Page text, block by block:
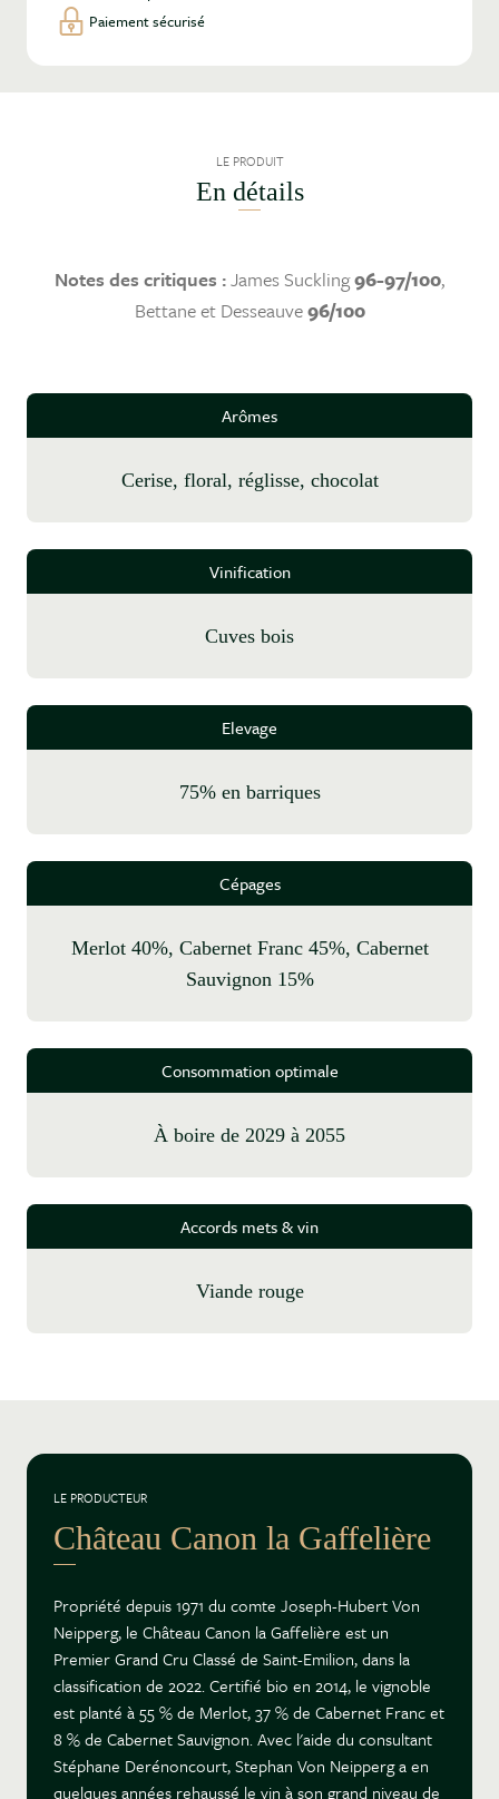
Paiement sécurisé
LE PRODUIT
En détails
Notes des critiques :James Suckling96-97/100,
Bettane et Desseauve96/100
Arômes
cerise, floral, réglisse, chocolat
Vinification
cuves bois
Elevage
75% en barriques
Cépages
Merlot 40%, Cabernet Franc 45%, Cabernet
Sauvignon 15%
Consommation optimale
à boire de 2029 à 2055
Accords mets & vin
Viande rouge
LE PRODUCTEUR
Château Canon la Gaffelière
Propriété depuis 1971 du comte Joseph-Hubert Von
Neipperg, le Château Canon la Gaffelière est un
Premier Grand Cru Classé de Saint-Emilion, dans la
classification de 2022. Certifié bio en 2014, le vignoble
est planté à 55 % de Merlot, 37 % de Cabernet Franc et
8 % de Cabernet Sauvignon. Avec l'aide du consultant
Stéphane Derénoncourt, Stephan Von Neipperg a en
quelques années rehaussé le vin à son grand niveau de